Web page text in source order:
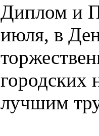
Диплом и
июля, в
городских
лучшим